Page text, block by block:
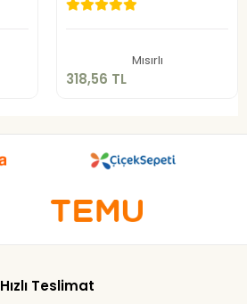
Mısırlı
318,56 TL
318,56 TL
Hızlı Teslimat